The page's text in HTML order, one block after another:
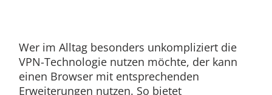
Wer im Alltag besonders unkompliziert die
VPN-Technologie nutzen möchte, der kann
einen Browser mit entsprechenden
Erweiterungen nutzen. So bietet